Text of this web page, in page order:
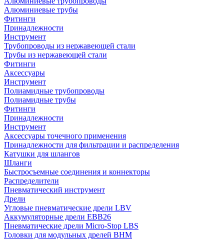
Алюминиевые трубы
Фитинги
Принадлежности
Инструмент
Трубопроводы из нержавеющей стали
Трубы из нержавеющей стали
Фитинги
Аксессуары
Инструмент
Полиамидные трубопроводы
Полиамидные трубы
Фитинги
Принадлежности
Инструмент
Аксессуары точечного применения
Принадлежности для фильтрации и распределения
Катушки для шлангов
Шланги
Быстросъемные соединения и коннекторы
Распределители
Пневматический инструмент
Дрели
Угловые пневматические дрели LBV
Аккумуляторные дрели EBB26
Пневматические дрели Micro-Stop LBS
Головки для модульных дрелей BHM